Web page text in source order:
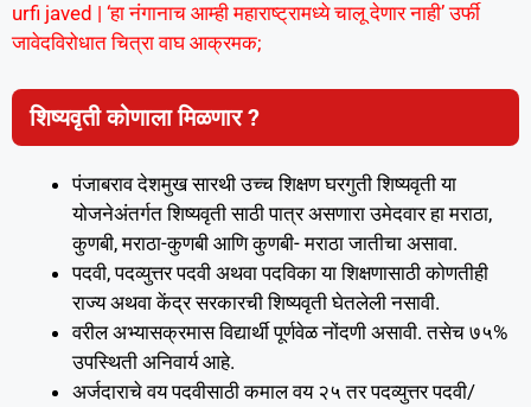
urfi javed | ‘हा नंगानाच आम्ही महाराष्ट्रामध्ये चालू देणार नाही’ उर्फी
जावेदविरोधात चित्रा वाघ आक्रमक;
शिष्यवृती कोणाला मिळणार ?
पंजाबराव देशमुख सारथी उच्च शिक्षण घरगुती शिष्यवृती या
योजनेअंतर्गत शिष्यवृती साठी पात्र असणारा उमेदवार हा मराठा,
कुणबी, मराठा-कुणबी आणि कुणबी- मराठा जातीचा असावा.
पदवी, पदव्युत्तर पदवी अथवा पदविका या शिक्षणासाठी कोणतीही
राज्य अथवा केंद्र सरकारची शिष्यवृती घेतलेली नसावी.
वरील अभ्यासक्रमास विद्यार्थी पूर्णवेळ नोंदणी असावी. तसेच ७५%
उपस्थिती अनिवार्य आहे.
अर्जदाराचे वय पदवीसाठी कमाल वय २५ तर पदव्युत्तर पदवी/